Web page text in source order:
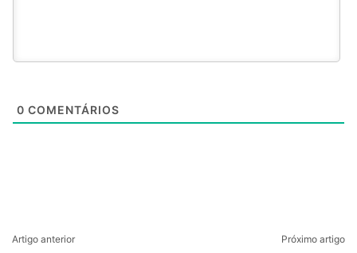
0 COMENTÁRIOS
Artigo anterior Próximo artigo